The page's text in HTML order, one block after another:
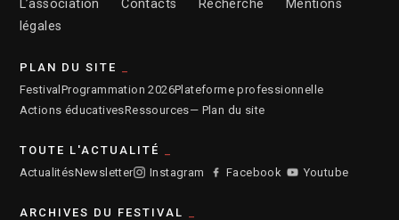
L’association
Contacts Recherche
Mentions
légales
PLAN DU SITE
Festival Programmation 2026Plateforme professionnelle
Actions éducativesRessources— Plan du site
TOUTE L'ACTUALITÉ
ActualitésNewsletter Instagram Facebook Youtube
ARCHIVES DU FESTIVAL